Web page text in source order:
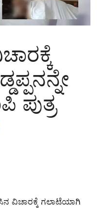
ಪುತ್ರ
ವಿಚಾರಕ್ಕೆ ಗಲಾಟೆಯಾಗಿ